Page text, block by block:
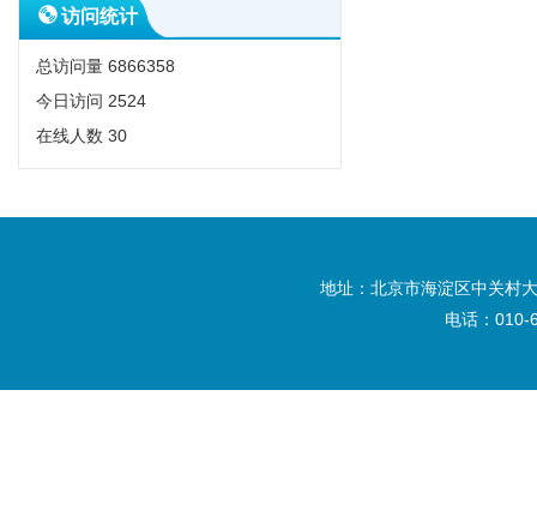
访问统计
总访问量 6866358
今日访问 2524
在线人数 30
地址：北京市海淀区中关村
电话：